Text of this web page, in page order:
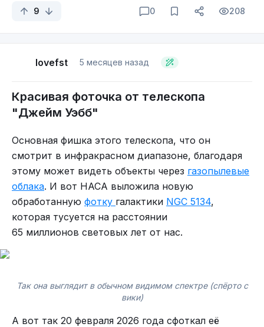
9 0 208
lovefst 5 месяцев назад
Красивая фоточка от телескопа
"Джейм Уэбб"
Основная фишка этого телескопа, что он
смотрит в инфракрасном диапазоне, благодаря
этому может видеть объекты через газопылевые
облака. И вот НАСА выложила новую
обработанную фотку галактики NGC 5134,
которая тусуется на расстоянии
65 миллионов световыхлет от нас.
Так она выглядит в обычном видимом спектре (спёрто с
вики)
А вот так 20 февраля 2026 года сфоткал её